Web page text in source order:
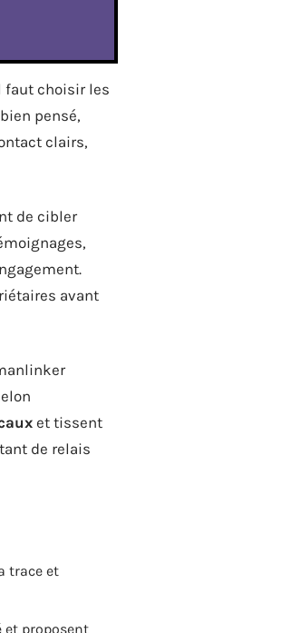
faut choisir les
bien pensé,
clairs,
de cibler
avant
et tissent
de relais
trace et
et proposent